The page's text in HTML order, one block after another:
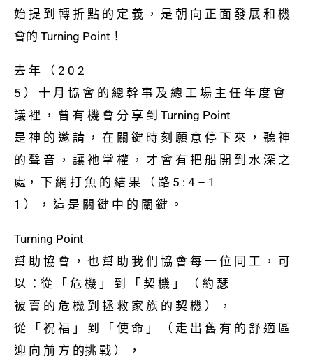
始 提 到 轉 折 點 的 定 義 ， 是 朝 向 正 ⾯ 發 展 和 機
會的 Turning Point！
去 年 （ 2 0 2
5 ） ⼗ ⽉ 協 會 的 總 幹 事 及 總 ⼯ 場 主 任 年 度 會
議 裡 ， 曾 有 機 會 分 享 到 Turning Point
是 神 的 邀 請 ， 在 關 鍵 時 刻 願 意 停 下 來 ， 聽 神
的 聲 ⾳ ， 讓 祂 掌 權 ， 才 會 有 把 船 開 到 ⽔ 深 之
處， 下 網 打 ⿂ 的 結 果 （ 路 5 : 4 – 1
1 ） ， 這 是 關 鍵 中 的 關 鍵 。
Turning Point
幫 助 協 會 ， 也 幫 助 我 們 協 會 每 ⼀ 位 同 ⼯ ， 可
以 ：從 「 危 機 」 到 「 契 機 」 （ 約 瑟
被 賣 的 危 機 到 拯 救 家 族 的 契 機 ） ，
從 「 祝 福 」 到 「 使 命 」 （ ⾛ 出 舊 有 的 舒 適 區
迎 向 前 ⽅ 的挑 戰 ） ，